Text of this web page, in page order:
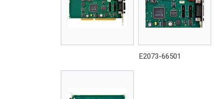
E2073-66501